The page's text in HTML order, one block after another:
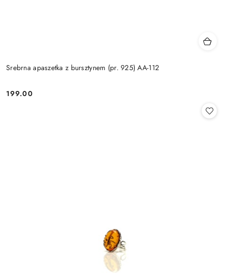
Srebrna apaszetka z bursztynem (pr. 925) AA-112
Cena:
199.00